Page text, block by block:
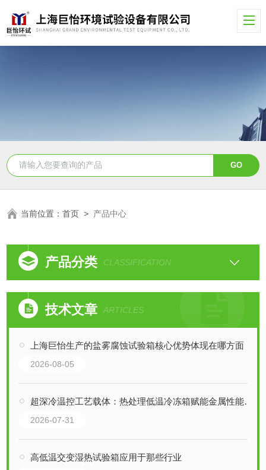
当前位置：首页 > 产品中心
产品分类 CLASSIFICATION
技术文章 ARTICLES
上海巨怡生产的盐雾腐蚀试验箱核心优势体现在哪方面
2026-08-05
超深冷温控工艺载体：热处理低温冷冻箱赋能金属性能升级
2026-07-31
高低温交变湿热试验箱应用于那些行业